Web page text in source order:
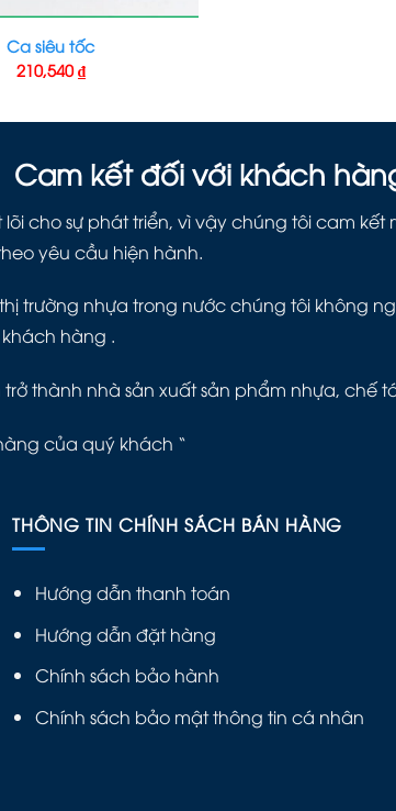
Ca siêu tốc
210,540₫
Cam kết đối với khách
cho sự phát triển, vì vậy chúng tôi cam
yêu cầu hiện hành.
trường nhựa trong nước chúng tôi không
hàng .
thành nhà sản xuất sản phẩm nhựa, chế
của quý khách “
THÔNG TIN CHÍNH SÁCH BÁN HÀNG
Hướng dẫn thanh toán
Hướng dẫn đặt hàng
Chính sách bảo hành
Chính sách bảo mật thông tin cá nhân